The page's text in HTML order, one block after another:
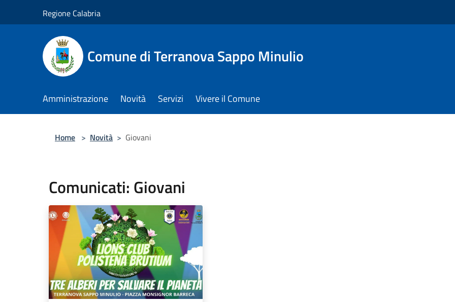
Regione Calabria
Comune di Terranova Sappo Minulio
Amministrazione Novità Servizi Vivere il Comune
Home > Novità > Giovani
Comunicati: Giovani